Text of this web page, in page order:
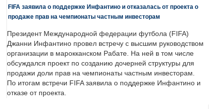
FIFA заявила о поддержке Инфантино и отказалась от проекта о
продаже прав на чемпионаты частным инвесторам
Президент Международной федерации футбола (FIFA)
Джанни Инфантино провел встречу с высшим руководством
организации в марокканском Рабате. На ней в том числе
обсуждался проект по созданию дочерней структуры для
продажи доли прав на чемпионаты частным инвесторам.
По итогам встречи FIFA заявила о поддержке Инфантино и
отказе от проекта.